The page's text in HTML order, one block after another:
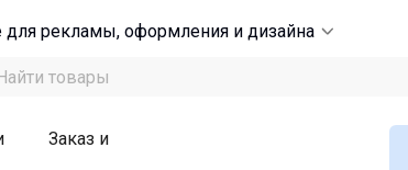
рекламы, оформления и дизайна
Заказ и